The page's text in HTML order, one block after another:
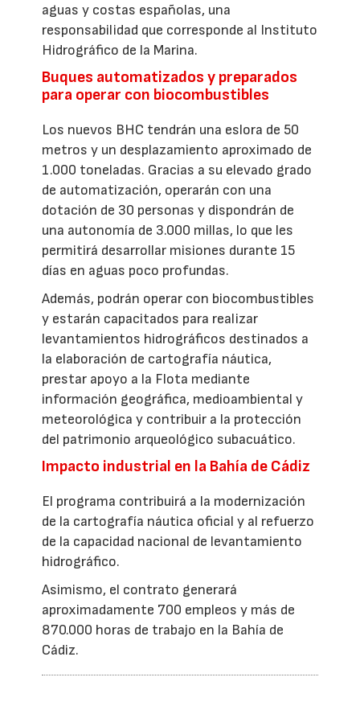
aguas y costas españolas, una
responsabilidad que corresponde al Instituto
Hidrográfico de la Marina.
Buques automatizados y preparados
para operar con biocombustibles
Los nuevos BHC tendrán una eslora de 50
metros y un desplazamiento aproximado de
1.000 toneladas. Gracias a su elevado grado
de automatización, operarán con una
dotación de 30 personas y dispondrán de
una autonomía de 3.000 millas, lo que les
permitirá desarrollar misiones durante 15
días en aguas poco profundas.
Además, podrán operar con biocombustibles
y estarán capacitados para realizar
levantamientos hidrográficos destinados a
la elaboración de cartografía náutica,
prestar apoyo a la Flota mediante
información geográfica, medioambiental y
meteorológica y contribuir a la protección
del patrimonio arqueológico subacuático.
Impacto industrial en la Bahía de Cádiz
El programa contribuirá a la modernización
de la cartografía náutica oficial y al refuerzo
de la capacidad nacional de levantamiento
hidrográfico.
Asimismo, el contrato generará
aproximadamente 700 empleos y más de
870.000 horas de trabajo en la Bahía de
Cádiz.